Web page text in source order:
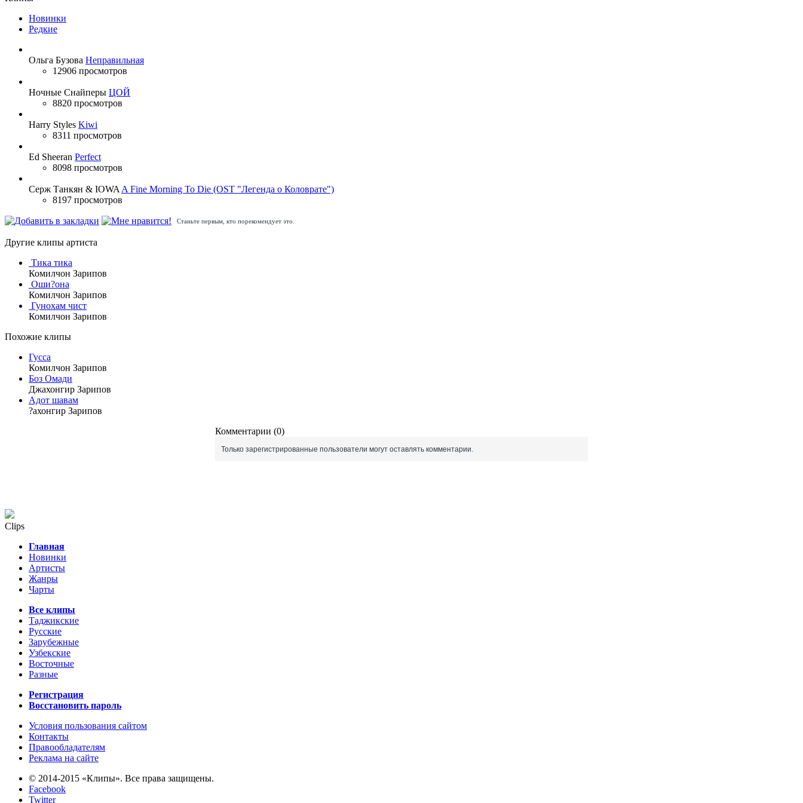
Новинки
Редкие
Ольга Бузова Неправильная
12906 просмотров
Ночные Снайперы ЦОЙ
8820 просмотров
Harry Styles Kiwi
8311 просмотров
Ed Sheeran Perfect
8098 просмотров
Серж Танкян & IOWA A Fine Morning To Die (OST "Легенда о Коловрате")
8197 просмотров
Станьте первым, кто порекомендует это.
Другие клипы артиста
Тика тика
Комилчон Зарипов
Оши?она
Комилчон Зарипов
Гунохам чист
Комилчон Зарипов
Похожие клипы
Гусса
Комилчон Зарипов
Боз Омади
Джахонгир Зарипов
Адот шавам
?ахонгир Зарипов
Комментарии (0)
Только зарегистрированные пользователи могут оставлять комментарии.
Clips
Главная
Новинки
Артисты
Жанры
Чарты
Все клипы
Таджикские
Русские
Зарубежные
Узбекские
Восточные
Разные
Регистрация
Восстановить пароль
Условия пользования сайтом
Контакты
Правообладателям
Реклама на сайте
© 2014-2015 «Клипы». Все права защищены.
Facebook
Twitter